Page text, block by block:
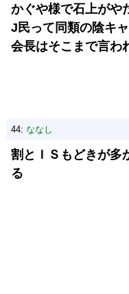
かぐや様で石上がや
J民って同類の陰キ
会長はそこまで言わ
44: ななし
割とＩＳもどきが多
る